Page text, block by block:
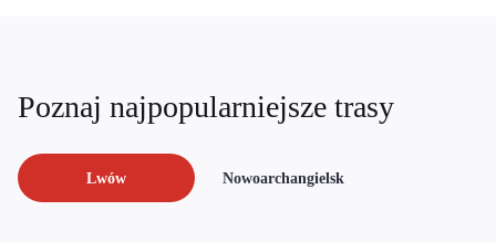
Poznaj najpopularniejsze trasy
Lwów Nowoarchangielsk